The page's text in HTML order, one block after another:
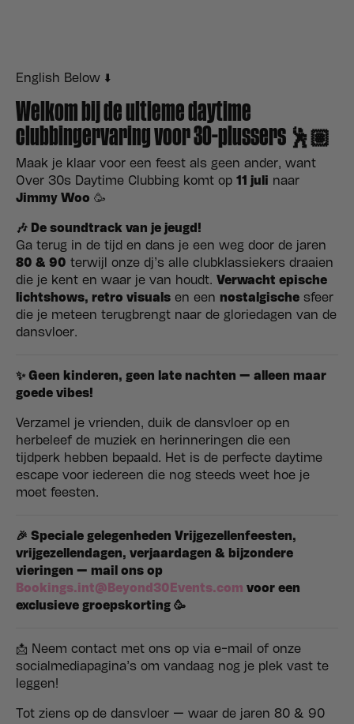
English Below ⬇️
Welkom bij de ultieme daytime
clubbingervaring voor 30-plussers 🕺🏽
Maak je klaar voor een feest als geen ander, want
Over 30s Daytime Clubbing komt op 11 juli naar
Jimmy Woo 🥳
🎶 De soundtrack van je jeugd!
Ga terug in de tijd en dans je een weg door de jaren
80 & 90 terwijl onze dj’s alle clubklassiekers draaien
die je kent en waar je van houdt. Verwacht epische
lichtshows, retro visuals en een nostalgische sfeer
die je meteen terugbrengt naar de gloriedagen van de
dansvloer.
✨ Geen kinderen, geen late nachten — alleen maar
goede vibes!
Verzamel je vrienden, duik de dansvloer op en
herbeleef de muziek en herinneringen die een
tijdperk hebben bepaald. Het is de perfecte daytime
escape voor iedereen die nog steeds weet hoe je
moet feesten.
🎉 Speciale gelegenheden Vrijgezellenfeesten,
vrijgezellendagen, verjaardagen & bijzondere
vieringen — mail ons op
Bookings.int@Beyond30Events.com voor een
exclusieve groepskorting 🥳
📩 Neem contact met ons op via e-mail of onze
socialmediapagina’s om vandaag nog je plek vast te
leggen!
Tot ziens op de dansvloer — waar de jaren 80 & 90